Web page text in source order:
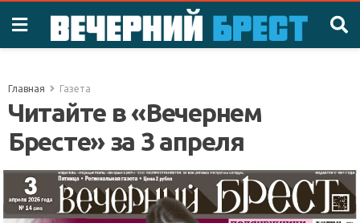
Главная Газета
Читайте в «Вечернем
Бресте» за 3 апреля